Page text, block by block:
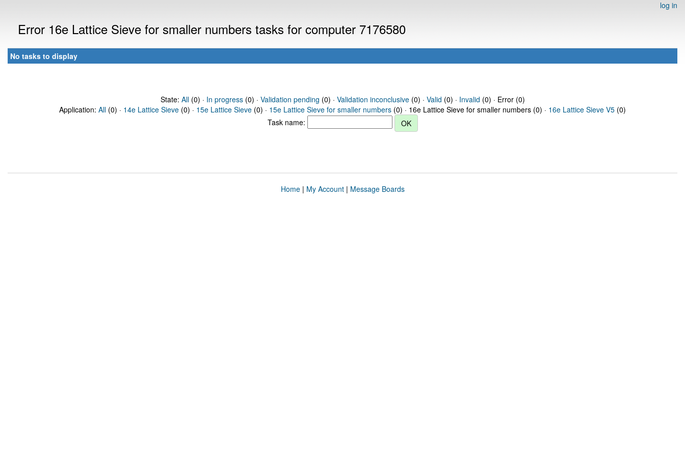
log in
Error 16e Lattice Sieve for smaller numbers tasks for computer 7176580
No tasks to display
State: All(0) · In progress(0) · Validation pending (0) · Validation inconclusive(0) · Valid (0) · Invalid (0) · Error (0)
Application: All (0) · 14e Lattice Sieve (0) · 15e Lattice Sieve (0) · 15e Lattice Sieve for smaller numbers (0) · 16e Lattice Sieve for smaller numbers (0) · 16e Lattice Sieve V5 (0)
Task name:
Home| My Account| Message Boards